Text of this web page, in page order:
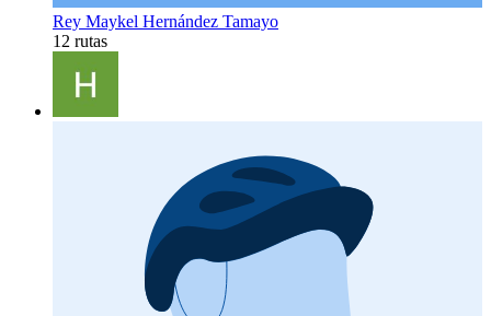
Rey Maykel Hernández Tamayo
12 rutas